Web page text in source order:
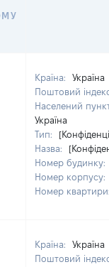
Країна:
Україна
Поштовий
Населений
Україна
Тип:
Назва:
Номер будинку:
Номер корпусу:
Номер квартири:
Країна:
Україна
Поштовий